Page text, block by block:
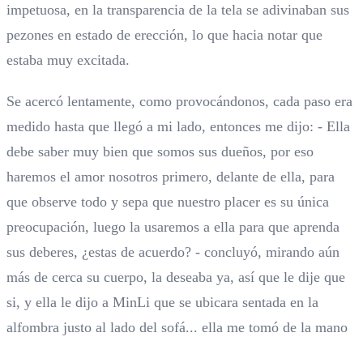
impetuosa, en la transparencia de la tela se adivinaban sus
pezones en estado de erección, lo que hacia notar que
estaba muy excitada.
Se acercó lentamente, como provocándonos, cada paso era
medido hasta que llegó a mi lado, entonces me dijo: - Ella
debe saber muy bien que somos sus dueños, por eso
haremos el amor nosotros primero, delante de ella, para
que observe todo y sepa que nuestro placer es su única
preocupación, luego la usaremos a ella para que aprenda
sus deberes, ¿estas de acuerdo? - concluyó, mirando aún
más de cerca su cuerpo, la deseaba ya, así que le dije que
si, y ella le dijo a MinLi que se ubicara sentada en la
alfombra justo al lado del sofá... ella me tomó de la mano